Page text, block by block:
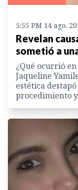
5:55 PM 14 ago.
Revelan
sometió a
¿Qué ocurrió
Jaqueline
estética
procedimiento